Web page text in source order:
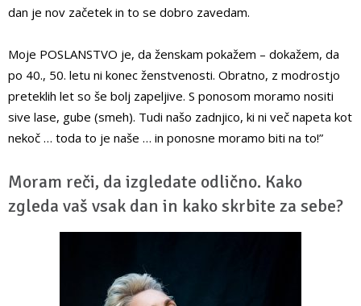
dan je nov začetek in to se dobro zavedam.
Moje POSLANSTVO je, da ženskam pokažem – dokažem, da
po 40., 50. letu ni konec ženstvenosti. Obratno, z modrostjo
preteklih let so še bolj zapeljive. S ponosom moramo nositi
sive lase, gube (smeh). Tudi našo zadnjico, ki ni več napeta kot
nekoč … toda to je naše … in ponosne moramo biti na to!”
Moram reči, da izgledate odlično. Kako
zgleda vaš vsak dan in kako skrbite za sebe?